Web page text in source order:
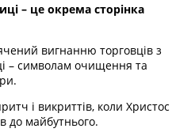
– це окрема сторінка
вигнанню торговців з
– символам очищення та
і викриттів, коли Христос
до майбутнього.